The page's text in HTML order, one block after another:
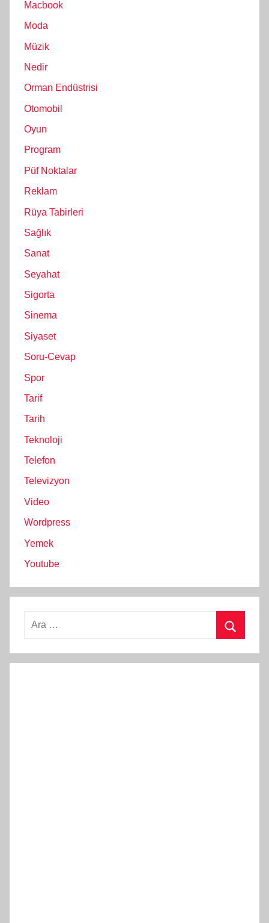
Macbook
Moda
Müzik
Nedir
Orman Endüstrisi
Otomobil
Oyun
Program
Püf Noktalar
Reklam
Rüya Tabirleri
Sağlık
Sanat
Seyahat
Sigorta
Sinema
Siyaset
Soru-Cevap
Spor
Tarif
Tarih
Teknoloji
Telefon
Televizyon
Video
Wordpress
Yemek
Youtube
Arama: